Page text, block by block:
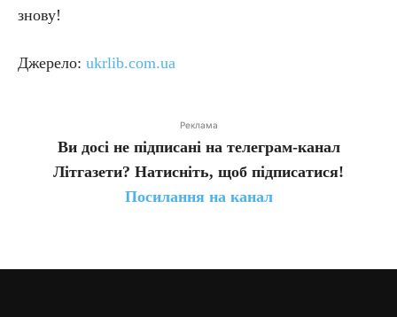
знову!
Джерело: ukrlib.com.ua
Реклама
Ви досі не підписані на телеграм-канал
Літгазети? Натисніть, щоб підписатися!
Посилання на канал